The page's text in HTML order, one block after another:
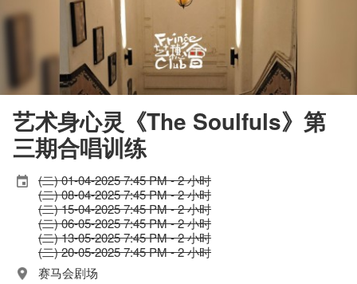
艺术身心灵《The Soulfuls》第
三期合唱训练
(二) 01-04-2025 7:45 PM - 2 小时
(二) 08-04-2025 7:45 PM - 2 小时
(二) 15-04-2025 7:45 PM - 2 小时
(二) 06-05-2025 7:45 PM - 2 小时
(二) 13-05-2025 7:45 PM - 2 小时
(二) 20-05-2025 7:45 PM - 2 小时
赛马会剧场